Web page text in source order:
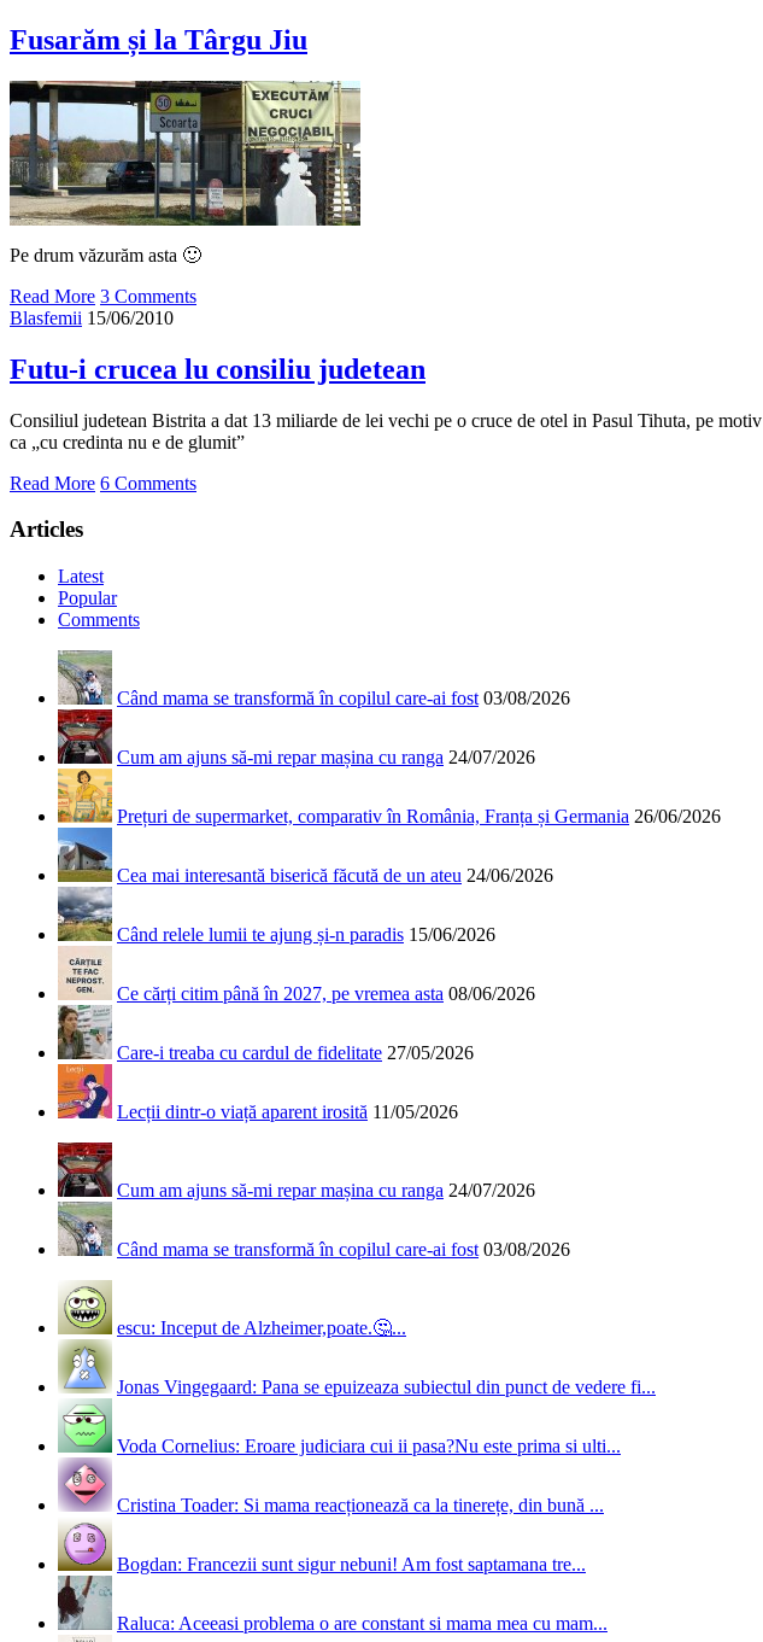
Fusarăm și la Târgu Jiu
Pe drum văzurăm asta 🙂
Read More 3 Comments
Blasfemii 15/06/2010
Futu-i crucea lu consiliu judetean
Consiliul judetean Bistrita a dat 13 miliarde de lei vechi pe o cruce de otel in Pasul Tihuta, pe motiv
ca „cu credinta nu e de glumit”
Read More 6 Comments
Articles
Latest
Popular
Comments
Când mama se transformă în copilul care-ai fost 03/08/2026
Cum am ajuns să-mi repar mașina cu ranga 24/07/2026
Prețuri de supermarket, comparativ în România, Franța și Germania 26/06/2026
Cea mai interesantă biserică făcută de un ateu 24/06/2026
Când relele lumii te ajung și-n paradis 15/06/2026
Ce cărți citim până în 2027, pe vremea asta 08/06/2026
Care-i treaba cu cardul de fidelitate 27/05/2026
Lecții dintr-o viață aparent irosită 11/05/2026
Cum am ajuns să-mi repar mașina cu ranga 24/07/2026
Când mama se transformă în copilul care-ai fost 03/08/2026
escu: Inceput de Alzheimer,poate.🤔...
Jonas Vingegaard: Pana se epuizeaza subiectul din punct de vedere fi...
Voda Cornelius: Eroare judiciara cui ii pasa?Nu este prima si ulti...
Cristina Toader: Si mama reacționează ca la tinerețe, din bună ...
Bogdan: Francezii sunt sigur nebuni! Am fost saptamana tre...
Raluca: Aceeasi problema o are constant si mama mea cu mam...